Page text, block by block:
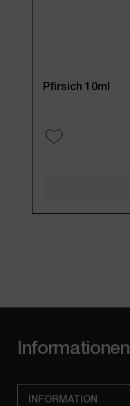
Pfirsich 10ml
Informationen
INFORMATION